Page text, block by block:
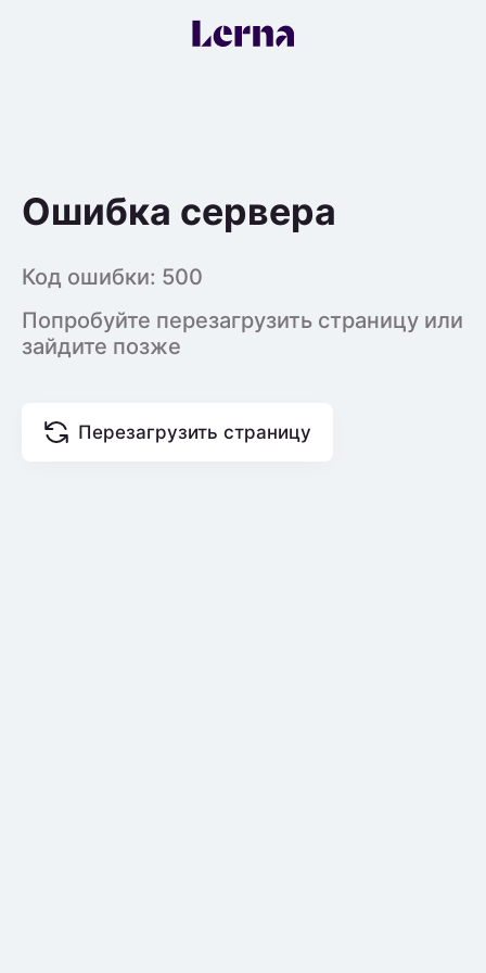
Ошибка сервера
Код ошибки: 500
Попробуйте перезагрузить страницу или
зайдите позже
Перезагрузить страницу